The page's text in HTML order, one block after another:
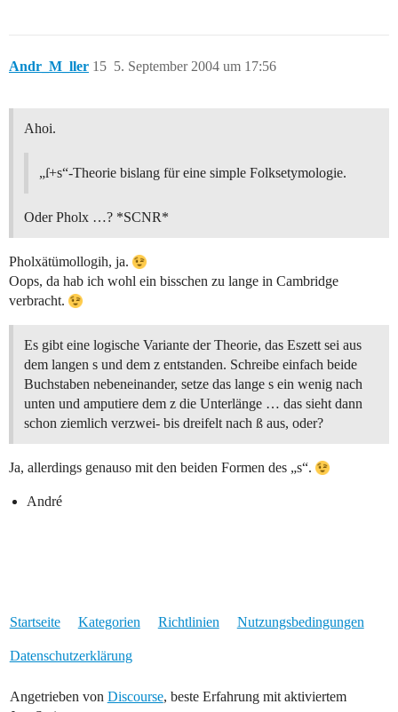
Andr_M_ller 5. September 2004 um 17:56
15
Ahoi.
„ſ+s“-Theorie bislang für eine simple Folksetymologie.
Oder Pholx …? *SCNR*
Pholxätümollogih, ja.
Oops, da hab ich wohl ein bisschen zu lange in Cambridge
verbracht.
Es gibt eine logische Variante der Theorie, das Eszett sei aus
dem langen s und dem z entstanden. Schreibe einfach beide
Buchstaben nebeneinander, setze das lange s ein wenig nach
unten und amputiere dem z die Unterlänge … das sieht dann
schon ziemlich verzwei- bis dreifelt nach ß aus, oder?
Ja, allerdings genauso mit den beiden Formen des „s“.
André
Startseite Kategorien Richtlinien Nutzungsbedingungen
Datenschutzerklärung
Angetrieben von Discourse, beste Erfahrung mit aktiviertem